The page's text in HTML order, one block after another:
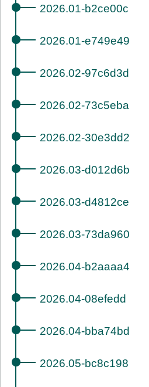
2026.01-b2ce00c
2026.01-e749e49
2026.02-97c6d3d
2026.02-73c5eba
2026.02-30e3dd2
2026.03-d012d6b
2026.03-d4812ce
2026.03-73da960
2026.04-b2aaaa4
2026.04-08efedd
2026.04-bba74bd
2026.05-bc8c198